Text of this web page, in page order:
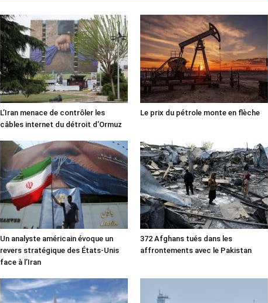
L’Iran menace de contrôler les
câbles internet du détroit d’Ormuz
Le prix du pétrole monte en flèche
Un analyste américain évoque un
revers stratégique des États-Unis
face à l’Iran
372 Afghans tués dans les
affrontements avec le Pakistan